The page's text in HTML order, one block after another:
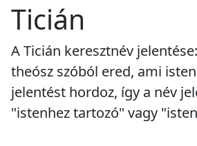
Ticián
A Ticián keresztnév
theósz szóból ered, ami
jelentést hordoz, így a név
"istenhez tartozó" vagy